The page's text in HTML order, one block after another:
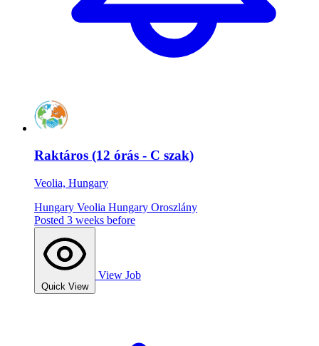
Raktáros (12 órás - C szak)
Veolia, Hungary
Hungary Veolia Hungary Oroszlány
Posted 3 weeks before
Quick View
View Job